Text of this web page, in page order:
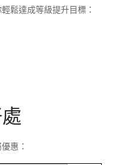
鬆達成等級提升目標：
惠：